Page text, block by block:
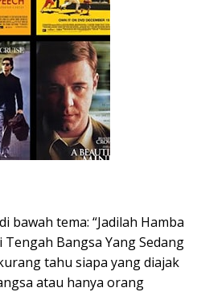
bawah tema: “Jadilah Hamba
Bangsa Yang Sedang
tahu siapa yang diajak
atau hanya orang